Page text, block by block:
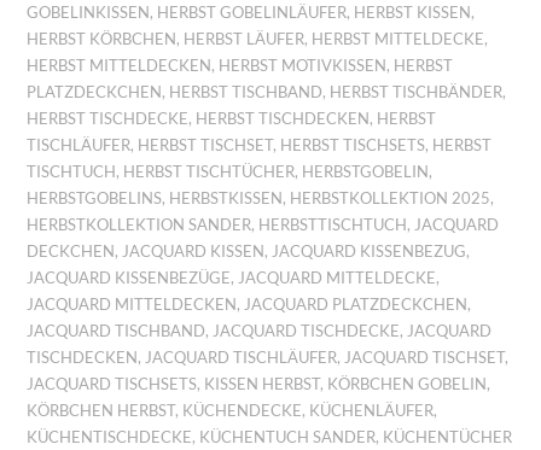
GOBELINKISSEN , HERBST GOBELINLÄUFER, HERBST KISSEN ,
HERBST KÖRBCHEN , HERBST LÄUFER, HERBST MITTELDECKE,
HERBST MITTELDECKEN , HERBST MOTIVKISSEN , HERBST
PLATZDECKCHEN , HERBST TISCHBAND, HERBST TISCHBÄNDER,
HERBST TISCHDECKE, HERBST TISCHDECKEN , HERBST
TISCHLÄUFER, HERBST TISCHSET, HERBST TISCHSETS, HERBST
TISCHTUCH , HERBST TISCHTÜCHER, HERBSTGOBELIN ,
HERBSTGOBELINS, HERBSTKISSEN , HERBSTKOLLEKTION 2025,
HERBSTKOLLEKTION SANDER, HERBSTTISCHTUCH , JACQUARD
DECKCHEN , JACQUARD KISSEN , JACQUARD KISSENBEZUG,
JACQUARD KISSENBEZÜGE, JACQUARD MITTELDECKE,
JACQUARD MITTELDECKEN , JACQUARD PLATZDECKCHEN ,
JACQUARD TISCHBAND, JACQUARD TISCHDECKE, JACQUARD
TISCHDECKEN , JACQUARD TISCHLÄUFER, JACQUARD TISCHSET,
JACQUARD TISCHSETS, KISSEN HERBST, KÖRBCHEN GOBELIN ,
KÖRBCHEN HERBST, KÜCHENDECKE, KÜCHENLÄUFER,
KÜCHENTISCHDECKE, KÜCHENTUCH SANDER, KÜCHENTÜCHER